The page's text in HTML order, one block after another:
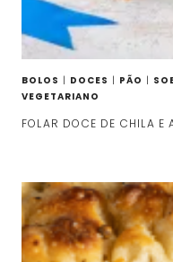
BOLOS | DOCES | PÃO |
VEGETARIANO
FOLAR DOCE DE CHILA E